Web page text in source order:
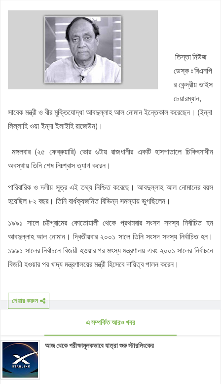
ভেঙে দেওয়া হবে
আগস্ট মাসের জন্য জ্বালানি তেলের দাম নির্ধারণ করলো সরকার
জলঢাকায় স্কুলছাত্রীর রহস্যজনক মৃত্যু
নবম পে স্কেল সরকারি কর্মকর্তা-কর্মচারীদের সুখবর দিলেন অর্থমন্ত্রী
কাজিদের আয় ১৪৪০ কোটি, সরকারের কোষাগারে নেই ১ শতাংশও
রাষ্ট্রপতি নির্বাচনে অংশ নেবে জামায়াত
তিস্তা নিউজ
ডেস্ক ঃবিএনপি
র কেন্দ্রীয় ভাইস
চেয়ারম্যান,
সাবেক মন্ত্রী ও বীর মুক্তিযোদ্ধা আবদুল্লাহ আল নোমান ইন্তেকাল করেছেন। (ইন্না
লিল্লাহি ওয়া ইন্না ইলাইহি রাজেউন)।
মঙ্গলবার (২৫ ফেব্রুয়ারি) ভোর ৬টায় রাজধানীর একটি হাসপাতালে চিকিৎসাধীন
অবস্থায় তিনি শেষ নিঃশ্বাস ত্যাগ করেন।
পারিবারিক ও দলীয় সূত্র এই তথ্য নিশ্চিত করেছে। আবদুল্লাহ আল নোমানের বয়স
হয়েছিল ৮২ বছর। তিনি বার্ধক্যজনিত বিভিন্ন সমস্যায় ভুগছিলেন।
১৯৯১ সালে চট্টগ্রামের কোতোয়ালী থেকে প্রথমবার সংসদ সদস্য নির্বাচিত হন
আবদুল্লাহ আল নোমান। দ্বিতীয়বার ২০০১ সালে তিনি সংসদ সদস্য নির্বাচিত হন।
১৯৯১ সালের নির্বাচনে বিজয়ী হওয়ার পর মৎস্য মন্ত্রণালয় এবং ২০০১ সালের নির্বাচনে
বিজয়ী হওয়ার পর খাদ্য মন্ত্রণালয়ের মন্ত্রী হিসেবে দায়িত্ব পালন করেন।
শেয়ার করুন
এ সম্পর্কিত আরও খবর
আজ থেকে পরীক্ষামূলকভাবে যাত্রা শুরু স্টারলিংকের